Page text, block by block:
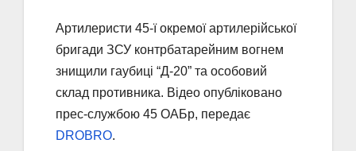
Артилеристи 45-ї окремої артилерійської
бригади ЗСУ контрбатарейним вогнем
знищили гаубиці “Д-20” та особовий
склад противника. Відео опубліковано
прес-службою 45 ОАБр, передає
DROBRO.